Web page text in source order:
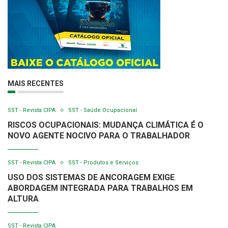
MAIS RECENTES
SST - Revista CIPA SST - Saúde Ocupacional
RISCOS OCUPACIONAIS: MUDANÇA CLIMÁTICA É O
NOVO AGENTE NOCIVO PARA O TRABALHADOR
SST - Revista CIPA SST - Produtos e Serviços
USO DOS SISTEMAS DE ANCORAGEM EXIGE
ABORDAGEM INTEGRADA PARA TRABALHOS EM
ALTURA
SST - Revista CIPA